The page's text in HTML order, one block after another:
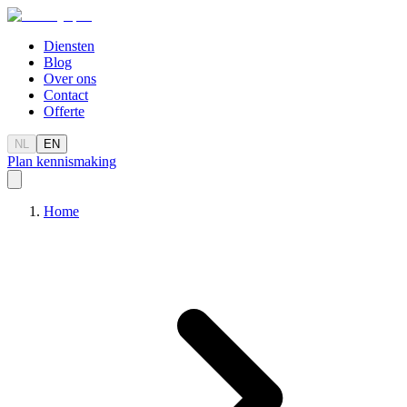
Diensten
Blog
Over ons
Contact
Offerte
NL EN
Plan kennismaking
Home